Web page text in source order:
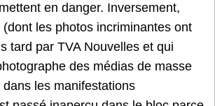
en danger. Inversement,
les photos incriminantes ont
tard par TVA Nouvelles et qui
des médias de masse
les manifestations